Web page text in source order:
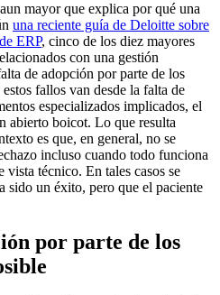
mayor que explica por qué una
una reciente guía de Deloitte sobre
ERP, cinco de los diez mayores
con una gestión
de adopción por parte de los
fallos van desde la falta de
especializados implicados, el
abierto boicot. Lo que resulta
es que, en general, no se
incluso cuando todo funciona
vista técnico. En tales casos se
sido un éxito, pero que el paciente
por parte de los